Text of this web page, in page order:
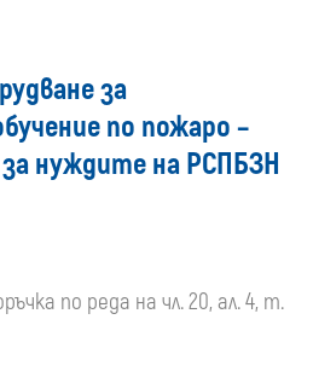
за
по пожаро –
нуждите на РСПБЗН
по реда на чл. 20, ал. 4, т.